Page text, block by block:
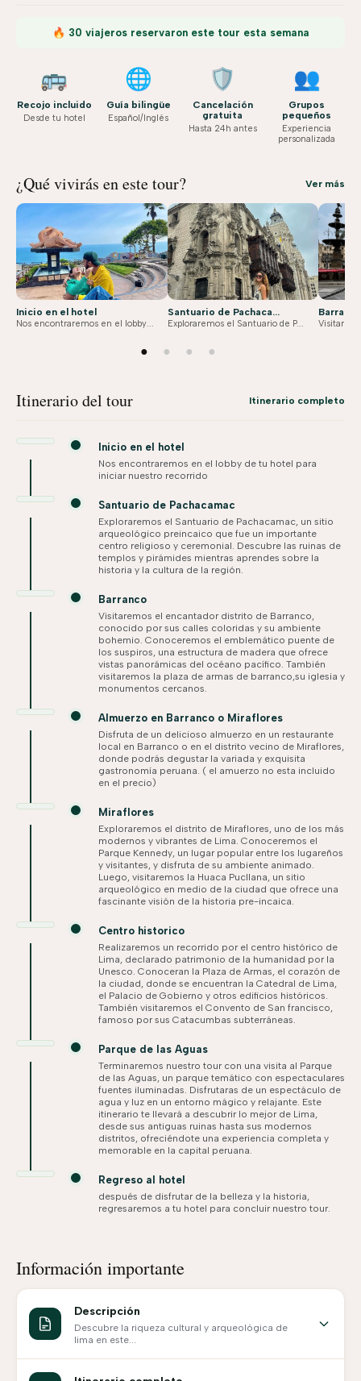
🔥 30 viajeros reservaron este tour esta semana
🚌
Recojo incluido
Desde tu hotel
🌐
Guía bilingüe
Español/Inglés
🛡️
Cancelación
gratuita
Hasta 24h antes
👥
Grupos
pequeños
Experiencia
personalizada
¿Qué vivirás en este tour? Ver más
Inicio en el hotel
Nos encontraremos en el lobby...
Santuario de Pachaca...
Exploraremos el Santuario de P...
● ● ● ●
Itinerario del tour Itinerario completo
Inicio en el hotel
Nos encontraremos en el lobby de tu hotel para
iniciar nuestro recorrido
Santuario de Pachacamac
Exploraremos el Santuario de Pachacamac, un sitio
arqueológico preincaico que fue un importante
centro religioso y ceremonial. Descubre las ruinas de
templos y pirámides mientras aprendes sobre la
historia y la cultura de la región.
Barranco
Visitaremos el encantador distrito de Barranco,
conocido por sus calles coloridas y su ambiente
bohemio. Conoceremos el emblemático puente de
los suspiros, una estructura de madera que ofrece
vistas panorámicas del océano pacífico. También
visitaremos la plaza de armas de barranco,su iglesia y
monumentos cercanos.
Almuerzo en Barranco o Miraflores
Disfruta de un delicioso almuerzo en un restaurante
local en Barranco o en el distrito vecino de Miraflores,
donde podrás degustar la variada y exquisita
gastronomía peruana. ( el amuerzo no esta incluido
en el precio)
Miraflores
Exploraremos el distrito de Miraflores, uno de los más
modernos y vibrantes de Lima. Conoceremos el
Parque Kennedy, un lugar popular entre los lugareños
y visitantes, y disfruta de su ambiente animado.
Luego, visitaremos la Huaca Pucllana, un sitio
arqueológico en medio de la ciudad que ofrece una
fascinante visión de la historia pre-incaica.
Centro historico
Realizaremos un recorrido por el centro histórico de
Lima, declarado patrimonio de la humanidad por la
Unesco. Conoceran la Plaza de Armas, el corazón de
la ciudad, donde se encuentran la Catedral de Lima,
el Palacio de Gobierno y otros edificios históricos.
También visitaremos el Convento de San francisco,
famoso por sus Catacumbas subterráneas.
Parque de las Aguas
Terminaremos nuestro tour con una visita al Parque
de las Aguas, un parque temático con espectaculares
fuentes iluminadas. Disfrutaras de un espectáculo de
agua y luz en un entorno mágico y relajante. Este
itinerario te llevará a descubrir lo mejor de Lima,
desde sus antiguas ruinas hasta sus modernos
distritos, ofreciéndote una experiencia completa y
memorable en la capital peruana.
Regreso al hotel
después de disfrutar de la belleza y la historia,
regresaremos a tu hotel para concluir nuestro tour.
Información importante
Descripción
Descubre la riqueza cultural y arqueológica de
lima en este...